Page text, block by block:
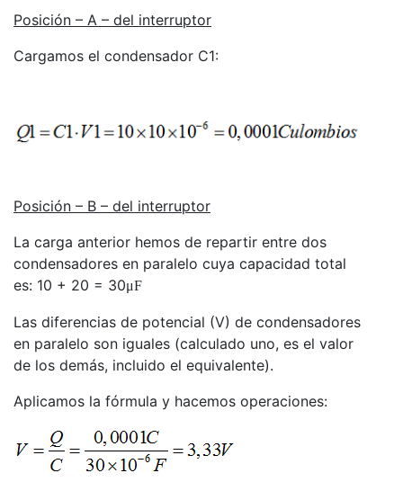
Posición – A – del interruptor
Cargamos el condensador C1:
Posición – B – del interruptor
La carga anterior hemos de repartir entre dos
condensadores en paralelo cuya capacidad total
es: 10 + 20 = 30μF
Las diferencias de potencial (V) de condensadores
en paralelo son iguales (calculado uno, es el valor
de los demás, incluido el equivalente).
Aplicamos la fórmula y hacemos operaciones: